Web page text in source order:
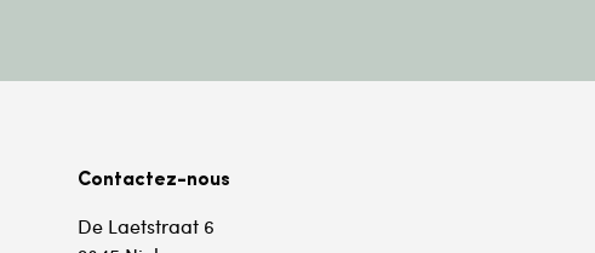
Contactez-nous
De Laetstraat 6